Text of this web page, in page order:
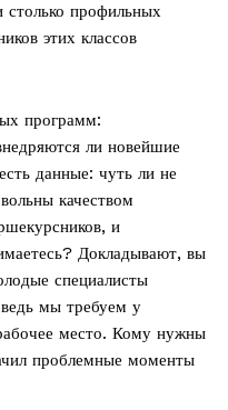
профильных
этих классов
программ:
ли новейшие
данные: чуть ли не
качеством
и
Докладывают, вы
специалисты
мы требуем у
место. Кому нужны
проблемные моменты